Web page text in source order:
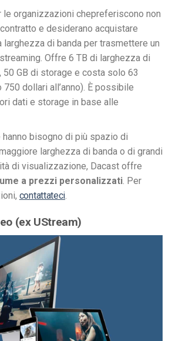
le organizzazioni chepreferiscono non
e desiderano acquistare
larghezza di banda per trasmettere un
. Offre 6 TB di larghezza di
50 GB di storage e costa solo 63
dollari all’anno). È possibile
dati e storage in base alle
hanno bisogno di più spazio di
larghezza di banda o di grandi
di visualizzazione, Dacast offre
a prezzi personalizzati. Per
contattateci.
(ex UStream)